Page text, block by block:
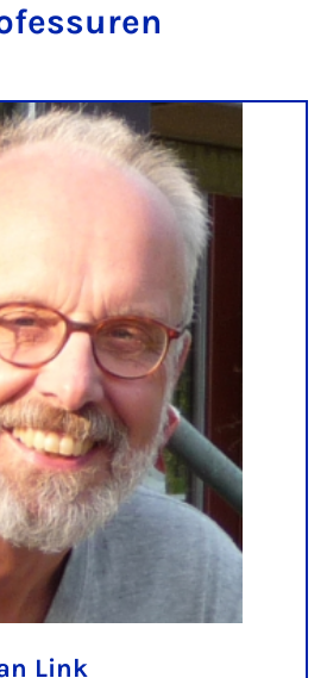
Link